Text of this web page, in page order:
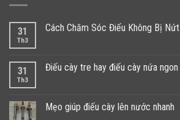
31
Th3
Cách Chăm Sóc Điếu Không Bị Nứt
31
Th3
Điếu cày tre hay điếu cày nứa ngon
Mẹo giúp điếu cày lên nước nhanh